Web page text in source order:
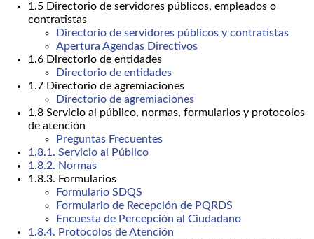
1.5 Directorio de servidores públicos, empleados o
contratistas
Directorio de servidores públicos y contratistas
Apertura Agendas Directivos
1.6 Directorio de entidades
Directorio de entidades
1.7 Directorio de agremiaciones
Directorio de agremiaciones
1.8 Servicio al público, normas, formularios y protocolos
de atención
Preguntas Frecuentes
1.8.1. Servicio al Público
1.8.2. Normas
1.8.3. Formularios
Formulario SDQS
Formulario de Recepción de PQRDS
Encuesta de Percepción al Ciudadano
1.8.4. Protocolos de Atención